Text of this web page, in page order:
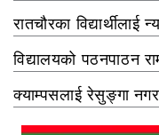
रातचौरका विद्यार्थीलाई
विद्यालयको पठनपाठन
क्याम्पसलाई रेसुङ्गा